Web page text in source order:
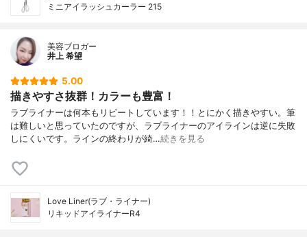
ミニアイラッシュカーラー 215
美容ブロガー
井上 希望
5.00
描きやすさ抜群！カラーも豊富！
ラブライナーは何本もリピートしています！！とにかく描きやすい。筆
は難しいと思っていたのですが、ラブライナーのアイラインは逆に失敗
しにくいです。ラインの終わりが綺…続きを見る
Love Liner(ラブ・ライナー)
リキッドアイライナーR4